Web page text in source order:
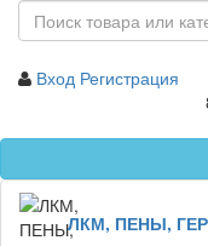
Вход Регистрация
ЛКМ, ПЕНЫ,